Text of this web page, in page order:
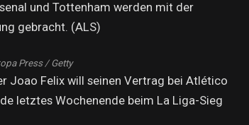
und Tottenham werden mit der
gebracht. (ALS)
Press / Getty
Joao Felix will seinen Vertrag bei Atlético
letztes Wochenende beim La Liga-Sieg